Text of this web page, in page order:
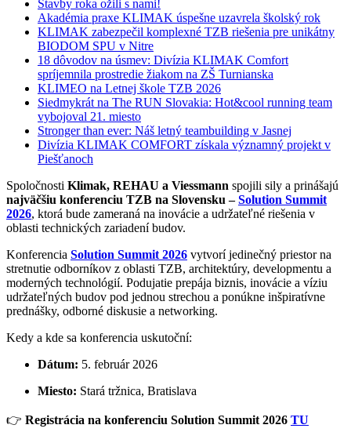
Stavby roka ožili s nami!
Akadémia praxe KLIMAK úspešne uzavrela školský rok
KLIMAK zabezpečil komplexné TZB riešenia pre unikátny
BIODOM SPU v Nitre
18 dôvodov na úsmev: Divízia KLIMAK Comfort
spríjemnila prostredie žiakom na ZŠ Turnianska
KLIMEO na Letnej škole TZB 2026
Siedmykrát na The RUN Slovakia: Hot&cool running team
vybojoval 21. miesto
Stronger than ever: Náš letný teambuilding v Jasnej
Divízia KLIMAK COMFORT získala významný projekt v
Piešťanoch
Spoločnosti Klimak, REHAU a Viessmann spojili sily a prinášajú
najväčšiu konferenciu TZB na Slovensku –Solution Summit
2026, ktorá bude zameraná na inovácie a udržateľné riešenia v
oblasti technických zariadení budov.
Konferencia Solution Summit 2026 vytvorí jedinečný priestor na
stretnutie odborníkov z oblasti TZB, architektúry, developmentu a
moderných technológií. Podujatie prepája biznis, inovácie a víziu
udržateľných budov pod jednou strechou a ponúkne inšpiratívne
prednášky, odborné diskusie a networking.
Kedy a kde sa konferencia uskutoční:
Dátum: 5. február 2026
Miesto: Stará tržnica, Bratislava
👉 Registrácia na konferenciu Solution Summit 2026 TU